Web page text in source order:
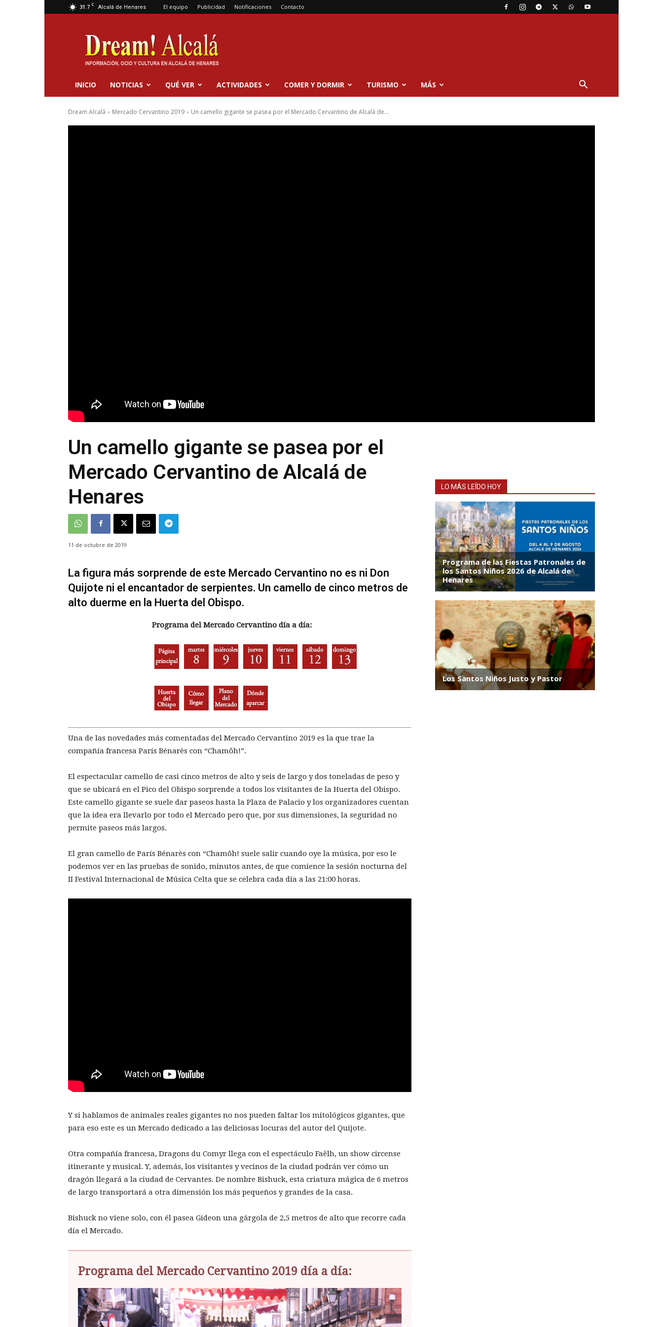
31.7 C Alcalá de Henares El equipo Publicidad Notificaciones Contacto
Dream
Alcalá
INICIO NOTICIAS QUÉ VER ACTIVIDADES COMER Y DORMIR TURISMO MÁS
Dream Alcalá Mercado Cervantino 2019 Un camello gigante se pasea por el Mercado Cervantino de Alcalá de...
Un camello gigante se pasea por el
Mercado Cervantino de Alcalá de
Henares
11 de octubre de 2019
La figura más sorprende de este Mercado Cervantino no es ni Don
Quijote ni el encantador de serpientes. Un camello de cinco metros de
alto duerme en la Huerta del Obispo.
Programa del Mercado Cervantino día a día:
Una de las novedades más comentadas del Mercado Cervantino 2019 es la que trae la
compañía francesa París Bénarès con “Chamôh!”.
El espectacular camello de casi cinco metros de alto y seis de largo y dos toneladas de peso y
que se ubicará en el Pico del Obispo sorprende a todos los visitantes de la Huerta del Obispo.
Este camello gigante se suele dar paseos hasta la Plaza de Palacio y los organizadores cuentan
que la idea era llevarlo por todo el Mercado pero que, por sus dimensiones, la seguridad no
permite paseos más largos.
El gran camello de París Bénarès con “Chamôh! suele salir cuando oye la música, por eso le
podemos ver en las pruebas de sonido, minutos antes, de que comience la sesión nocturna del
II Festival Internacional de Música Celta que se celebra cada día a las 21:00 horas.
Y si hablamos de animales reales gigantes no nos pueden faltar los mitológicos gigantes, que
para eso este es un Mercado dedicado a las deliciosas locuras del autor del Quijote.
Otra compañía francesa, Dragons du Comyr llega con el espectáculo Faëlh, un show circense
itinerante y musical. Y, además, los visitantes y vecinos de la ciudad podrán ver cómo un
dragón llegará a la ciudad de Cervantes. De nombre Bishuck, esta criatura mágica de 6 metros
de largo transportará a otra dimensión los más pequeños y grandes de la casa.
Bishuck no viene solo, con él pasea Gideon una gárgola de 2,5 metros de alto que recorre cada
día el Mercado.
Programa del Mercado Cervantino 2019 día a día:
LO MÁS LEÍDO HOY